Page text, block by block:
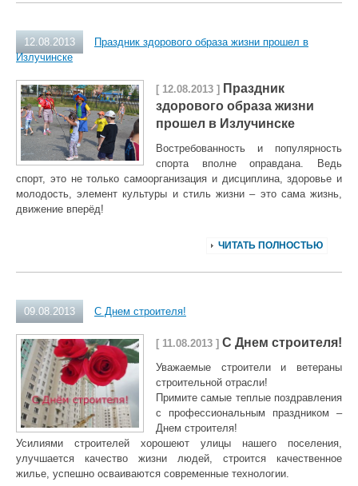
12.08.2013
Праздник здорового образа жизни прошел в
Излучинске
[ 12.08.2013 ] Праздник
здорового образа жизни
прошел в Излучинске
Востребованность и популярность
спорта вполне оправдана. Ведь
спорт, это не только самоорганизация и дисциплина, здоровье и
молодость, элемент культуры и стиль жизни – это сама жизнь,
движение вперёд!
ЧИТАТЬ ПОЛНОСТЬЮ
09.08.2013 С Днем строителя!
[ 11.08.2013 ] С Днем строителя!
Уважаемые строители и ветераны
строительной отрасли!
Примите самые теплые поздравления
с профессиональным праздником –
Днем строителя!
Усилиями строителей хорошеют улицы нашего поселения,
улучшается качество жизни людей, строится качественное
жилье, успешно осваиваются современные технологии.